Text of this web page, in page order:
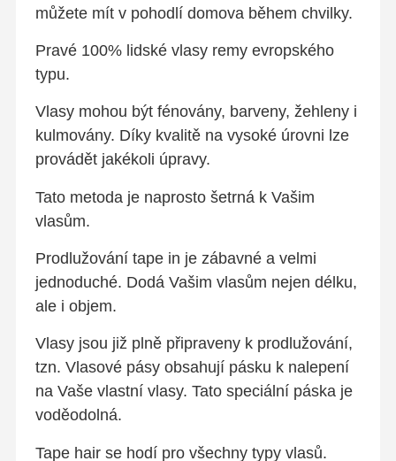
můžete mít v pohodlí domova během chvilky.
Pravé 100% lidské vlasy remy evropského
typu.
Vlasy mohou být fénovány, barveny, žehleny i
kulmovány. Díky kvalitě na vysoké úrovni lze
provádět jakékoli úpravy.
Tato metoda je naprosto šetrná k Vašim
vlasům.
Prodlužování tape in je zábavné a velmi
jednoduché. Dodá Vašim vlasům nejen délku,
ale i objem.
Vlasy jsou již plně připraveny k prodlužování,
tzn. Vlasové pásy obsahují pásku k nalepení
na Vaše vlastní vlasy. Tato speciální páska je
voděodolná.
Tape hair se hodí pro všechny typy vlasů.